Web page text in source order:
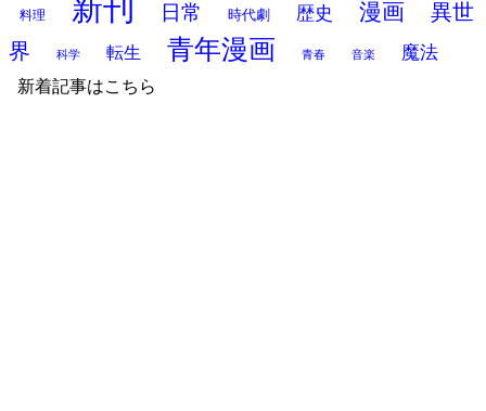
料理 新刊 日常 時代劇 歴史 漫画
異世
界
科学 転生 青年漫画 青春 音楽 魔法
新着記事はこちら